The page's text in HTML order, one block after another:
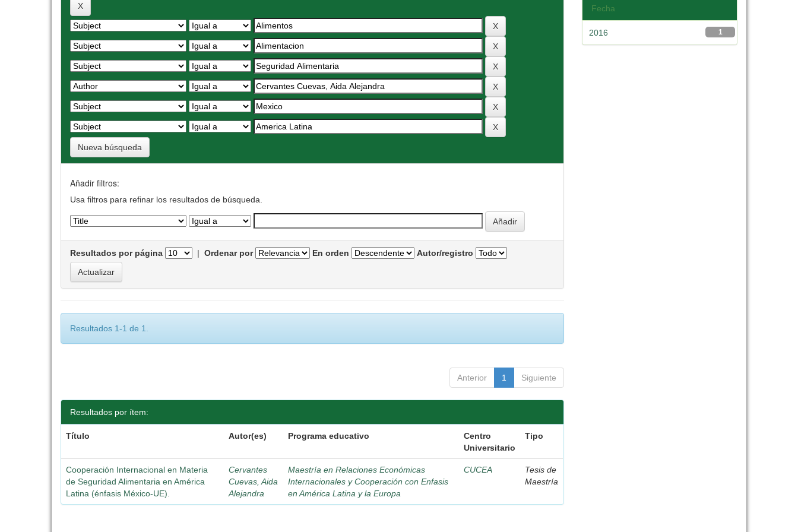
Nueva búsqueda
Añadir filtros:
Usa filtros para refinar los resultados de búsqueda.
Resultados por página | Ordenar por En orden Autor/registro
Resultados 1-1 de 1.
Anterior 1 Siguiente
Resultados por ítem:
Título Autor(es) Programa educativo
Centro
Universitario
Tipo
Cooperación Internacional en Materia
de Seguridad Alimentaria en América
Latina (énfasis México-UE).
Cervantes
Cuevas, Aida
Alejandra
Maestría en Relaciones Económicas
Internacionales y Cooperación con Enfasis
en América Latina y la Europa
CUCEA
Tesis de
Maestría
Fecha
1
2016